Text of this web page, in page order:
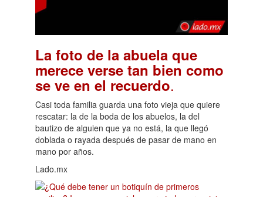
La foto de la abuela que
merece verse tan bien como
se ve en el recuerdo.
Casi toda familia guarda una foto vieja que quiere
rescatar: la de la boda de los abuelos, la del
bautizo de alguien que ya no está, la que llegó
doblada o rayada después de pasar de mano en
mano por años.
Lado.mx